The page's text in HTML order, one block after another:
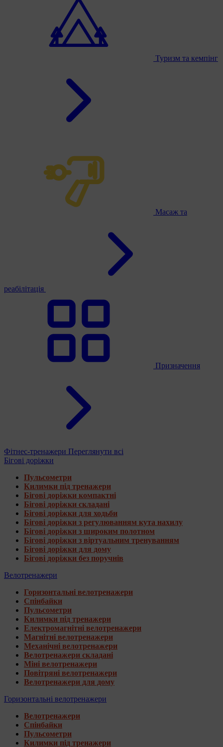
Туризм та кемпінг
Масаж та
реабілітація
Призначення
Фітнес-тренажери Переглянути всі
Бігові доріжки
Пульсометри
Килимки під тренажери
Бігові доріжки компактні
Бігові доріжки складані
Бігові доріжки для ходьби
Бігові доріжки з регулюванням кута нахилу
Бігові доріжки з широким полотном
Бігові доріжки з віртуальним тренуванням
Бігові доріжки для дому
Бігові доріжки без поручнів
Велотренажери
Горизонтальні велотренажери
Спінбайки
Пульсометри
Килимки під тренажери
Електромагнітні велотренажери
Магнітні велотренажери
Механічні велотренажери
Велотренажери складані
Міні велотренажери
Повітряні велотренажери
Велотренажери для дому
Горизонтальні велотренажери
Велотренажери
Спінбайки
Пульсометри
Килимки під тренажери